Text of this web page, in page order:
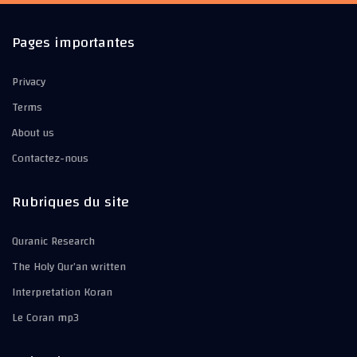
Pages importantes
Privacy
Terms
About us
Contactez-nous
Rubriques du site
Quranic Research
The Holy Qur’an written
Interpretation Koran
Le Coran mp3